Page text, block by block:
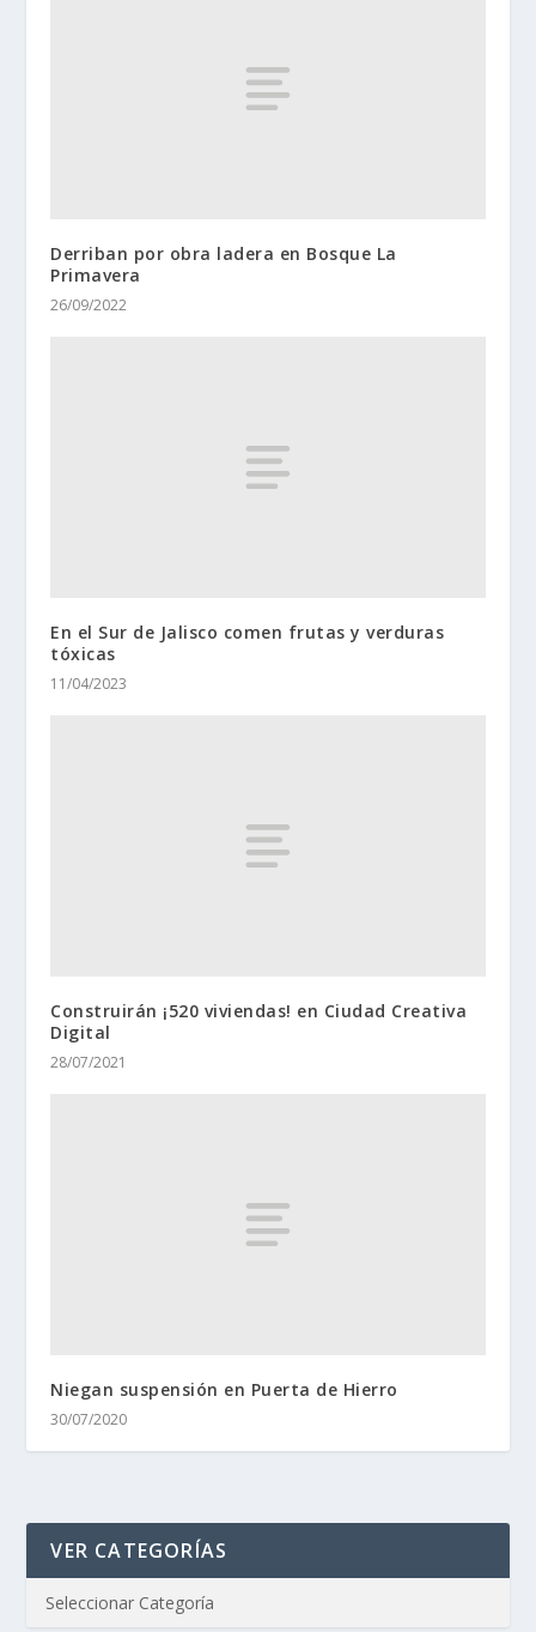
Derriban por obra ladera en Bosque La
Primavera
26/09/2022
En el Sur de Jalisco comen frutas y verduras
tóxicas
11/04/2023
Construirán ¡520 viviendas! en Ciudad Creativa
Digital
28/07/2021
Niegan suspensión en Puerta de Hierro
30/07/2020
VER CATEGORÍAS